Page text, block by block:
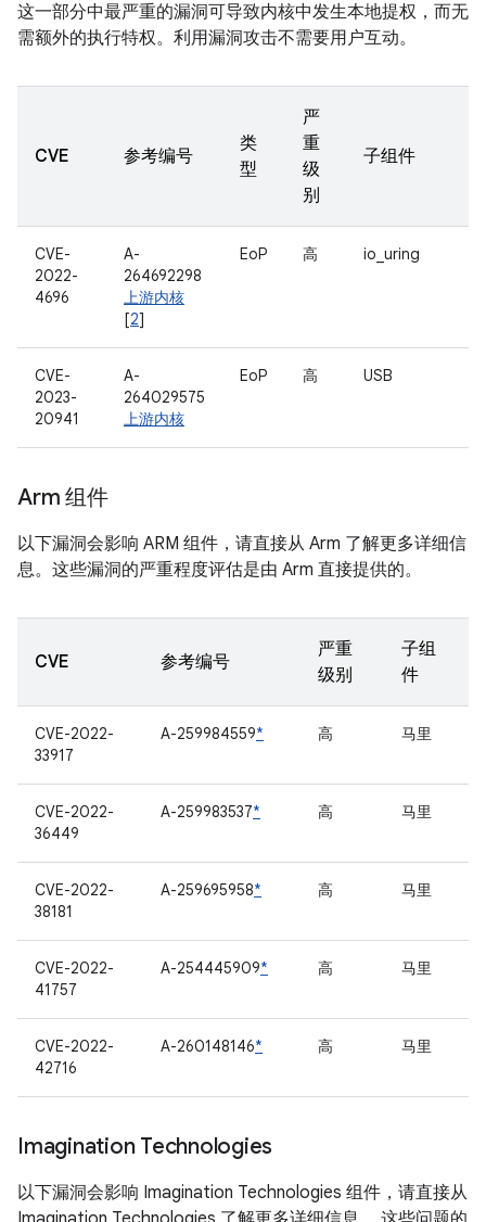
这一部分中最严重的漏洞可导致内核中发生本地提权，而无
需额外的执行特权。利用漏洞攻击不需要用户互动。
CVE 参考编号
类
型
严
重
级
别
子组件
CVE-
2022-
4696
A-
264692298
上游内核
[2]
EoP 高 io_uring
CVE-
2023-
20941
A-
264029575
上游内核
EoP 高 USB
Arm 组件
以下漏洞会影响 ARM 组件，请直接从 Arm 了解更多详细信
息。这些漏洞的严重程度评估是由 Arm 直接提供的。
CVE 参考编号
严重
级别
子组
件
CVE-2022-
33917
A-259984559* 高 马里
CVE-2022-
36449
A-259983537* 高 马里
CVE-2022-
38181
A-259695958* 高 马里
CVE-2022-
41757
A-254445909* 高 马里
CVE-2022-
42716
A-260148146* 高 马里
Imagination Technologies
以下漏洞会影响 Imagination Technologies 组件，请直接从